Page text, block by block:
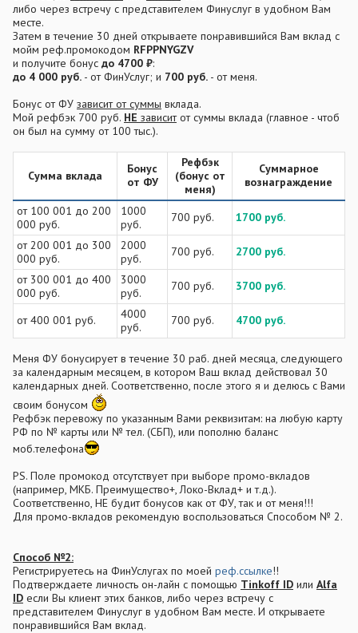
либо через встречу с представителем Финуслуг в удобном Вам
месте.
Затем в течение 30 дней открываете понравившийся Вам вклад с
мойм реф.промокодом RFPPNYGZV
и получите бонус до 4700 ₽:
до 4 000 руб. - от ФинУслуг; и 700 руб. - от меня.
Бонус от ФУ зависит от суммы вклада.
Мой рефбэк 700 руб. НЕ зависитот суммы вклада (главное - чтоб
он был на сумму от 100 тыс.).
Сумма вклада
Бонус
от ФУ​
Рефбэк
(бонус от
меня)​
Суммарное
вознаграждение
от 100 001 до 200
000 руб.
1000
руб.
700 руб.
1700 руб.
от 200 001 до 300
000 руб.
2000
руб.
700 руб.
2700 руб.
от 300 001 до 400
000 руб.
3000
руб.
700 руб. 3700 руб.
от 400 001 руб.
4000
руб.
700 руб. 4700 руб.
Меня ФУ бонусирует в течение 30 раб. дней месяца, следующего
за календарным месяцем, в котором Ваш вклад действовал 30
календарных дней. Соответственно, после этого я и делюсь с Вами
своим бонусом
Рефбэк перевожу по указанным Вами реквизитам: на любую карту
РФ по № карты или № тел. (СБП), или пополню баланс
моб.телефона
PS. Поле промокод отсутствует при выборе промо-вкладов
(например, МКБ. Преимущество+, Локо-Вклад+ и т.д.).
Соответственно, НЕ будит бонусов как от ФУ, так и от меня!!!
Для промо-вкладов рекомендую воспользоваться Способом № 2.
Способ №2:
Регистрируетесь на ФинУслугах по моей реф.ссылке!!
Подтверждаете личность он-лайн с помощью Tinkoff ID или Alfa
ID если Вы клиент этих банков, либо через встречу с
представителем Финуслуг в удобном Вам месте. И открываете
понравившийся Вам вклад.